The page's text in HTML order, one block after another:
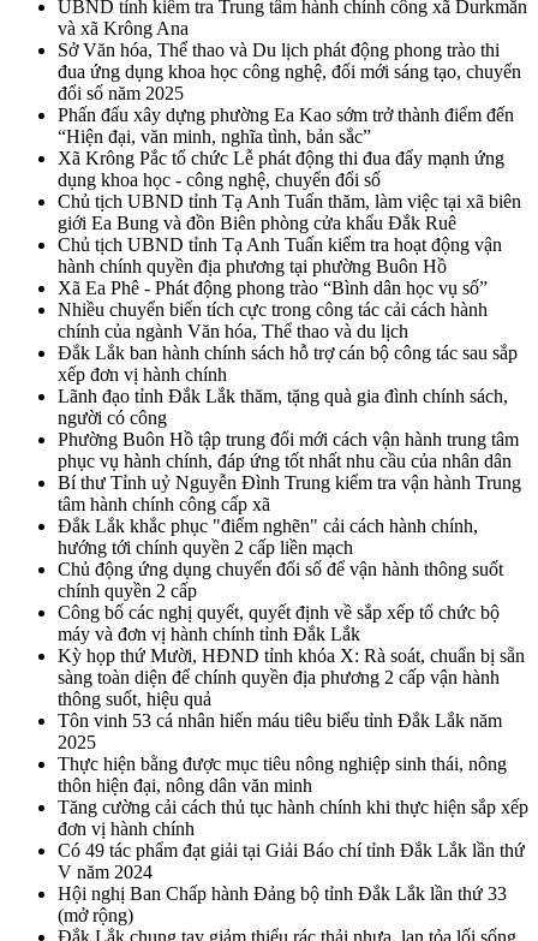
UBND tỉnh kiểm tra Trung tâm hành chính công xã Durkmăn
và xã Krông Ana
Sở Văn hóa, Thể thao và Du lịch phát động phong trào thi
đua ứng dụng khoa học công nghệ, đổi mới sáng tạo, chuyển
đổi số năm 2025
Phấn đấu xây dựng phường Ea Kao sớm trở thành điểm đến
“Hiện đại, văn minh, nghĩa tình, bản sắc”
Xã Krông Pắc tổ chức Lễ phát động thi đua đẩy mạnh ứng
dụng khoa học - công nghệ, chuyển đổi số
Chủ tịch UBND tỉnh Tạ Anh Tuấn thăm, làm việc tại xã biên
giới Ea Bung và đồn Biên phòng cửa khẩu Đắk Ruê
Chủ tịch UBND tỉnh Tạ Anh Tuấn kiểm tra hoạt động vận
hành chính quyền địa phương tại phường Buôn Hồ
Xã Ea Phê - Phát động phong trào “Bình dân học vụ số”
Nhiều chuyển biến tích cực trong công tác cải cách hành
chính của ngành Văn hóa, Thể thao và du lịch
Đắk Lắk ban hành chính sách hỗ trợ cán bộ công tác sau sắp
xếp đơn vị hành chính
Lãnh đạo tỉnh Đắk Lắk thăm, tặng quà gia đình chính sách,
người có công
Phường Buôn Hồ tập trung đổi mới cách vận hành trung tâm
phục vụ hành chính, đáp ứng tốt nhất nhu cầu của nhân dân
Bí thư Tỉnh uỷ Nguyễn Đình Trung kiểm tra vận hành Trung
tâm hành chính công cấp xã
Đắk Lắk khắc phục "điểm nghẽn" cải cách hành chính,
hướng tới chính quyền 2 cấp liền mạch
Chủ động ứng dụng chuyển đổi số để vận hành thông suốt
chính quyền 2 cấp
Công bố các nghị quyết, quyết định về sắp xếp tổ chức bộ
máy và đơn vị hành chính tỉnh Đắk Lắk
Kỳ họp thứ Mười, HĐND tỉnh khóa X: Rà soát, chuẩn bị sẵn
sàng toàn diện để chính quyền địa phương 2 cấp vận hành
thông suốt, hiệu quả
Tôn vinh 53 cá nhân hiến máu tiêu biểu tỉnh Đắk Lắk năm
2025
Thực hiện bằng được mục tiêu nông nghiệp sinh thái, nông
thôn hiện đại, nông dân văn minh
Tăng cường cải cách thủ tục hành chính khi thực hiện sắp xếp
đơn vị hành chính
Có 49 tác phẩm đạt giải tại Giải Báo chí tỉnh Đắk Lắk lần thứ
V năm 2024
Hội nghị Ban Chấp hành Đảng bộ tỉnh Đắk Lắk lần thứ 33
(mở rộng)